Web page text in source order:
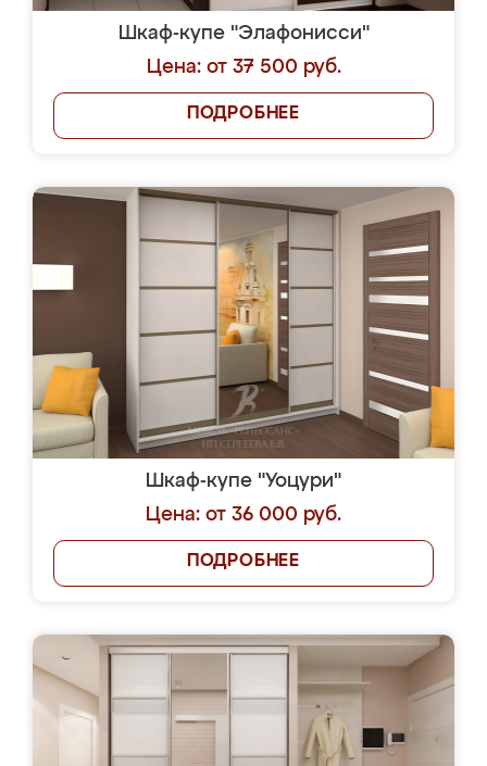
Шкаф-купе "Элафонисси"
Цена: от 37 500 руб.
ПОДРОБНЕЕ
Шкаф-купе "Уоцури"
Цена: от 36 000 руб.
ПОДРОБНЕЕ